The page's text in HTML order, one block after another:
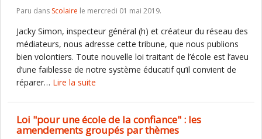
Paru dans Scolaire le mercredi 01 mai 2019.
Jacky Simon, inspecteur général (h) et créateur du réseau des
médiateurs, nous adresse cette tribune, que nous publions
bien volontiers. Toute nouvelle loi traitant de l’école est l’aveu
d’une faiblesse de notre système éducatif qu’il convient de
réparer… Lire la suite
Loi "pour une école de la confiance" : les
amendements groupés par thèmes